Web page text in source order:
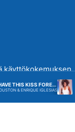
käyttökokemuksen
täällä.COULD I HAVE THIS KISS FOREVER
& ENRIQUE IGLESIAS